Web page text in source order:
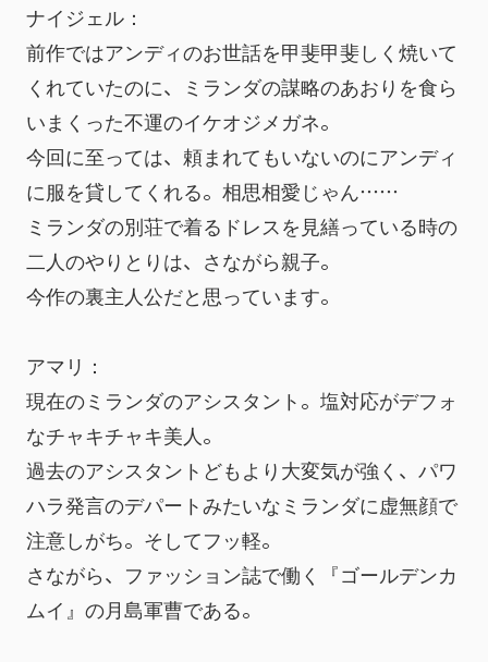
ナイジェル：
前作ではアンディのお世話を甲斐甲斐しく焼いて
くれていたのに、ミランダの謀略のあおりを食ら
いまくった不運のイケオジメガネ。
今回に至っては、頼まれてもいないのにアンディ
に服を貸してくれる。相思相愛じゃん……
ミランダの別荘で着るドレスを見繕っている時の
二人のやりとりは、さながら親子。
今作の裏主人公だと思っています。
アマリ：
現在のミランダのアシスタント。塩対応がデフォ
なチャキチャキ美人。
過去のアシスタントどもより大変気が強く、パワ
ハラ発言のデパートみたいなミランダに虚無顔で
注意しがち。そしてフッ軽。
さながら、ファッション誌で働く『ゴールデンカ
ムイ』の月島軍曹である。